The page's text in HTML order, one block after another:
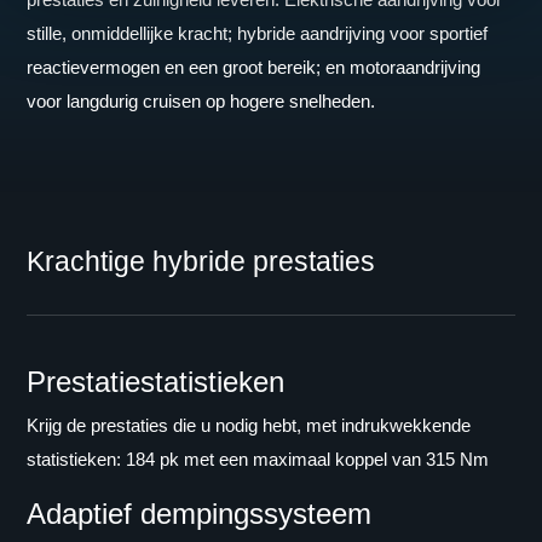
stille, onmiddellijke kracht; hybride aandrijving voor sportief
reactievermogen en een groot bereik; en motoraandrijving
voor langdurig cruisen op hogere snelheden.
Krachtige hybride prestaties
Prestatiestatistieken
Krijg de prestaties die u nodig hebt, met indrukwekkende
statistieken: 184 pk met een maximaal koppel van 315 Nm
Adaptief dempingssysteem